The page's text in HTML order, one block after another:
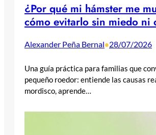
¿Por qué mi hámster me
cómo evitarlo sin miedo ni
Alexander Peña Bernal•28/07/2026
Una guía práctica para familias que
pequeño roedor: entiende las causas
mordisco, aprende…